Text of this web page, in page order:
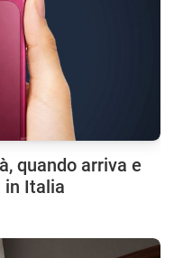
quando arriva e
in Italia